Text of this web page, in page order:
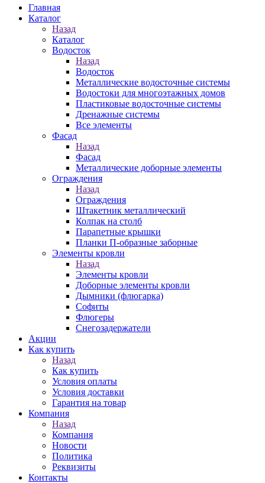
Главная
Каталог
Назад
Каталог
Водосток
Назад
Водосток
Металлические водосточные системы
Водостоки для многоэтажных домов
Пластиковые водосточные системы
Дренажные системы
Все элементы
Фасад
Назад
Фасад
Металлические доборные элементы
Ограждения
Назад
Ограждения
Штакетник металлический
Колпак на столб
Парапетные крышки
Планки П-образные заборные
Элементы кровли
Назад
Элементы кровли
Доборные элементы кровли
Дымники (флюгарка)
Софиты
Флюгеры
Снегозадержатели
Акции
Как купить
Назад
Как купить
Условия оплаты
Условия доставки
Гарантия на товар
Компания
Назад
Компания
Новости
Политика
Реквизиты
Контакты